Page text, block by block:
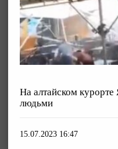
На алтайском курорте
людьми
15.07.2023 16:47